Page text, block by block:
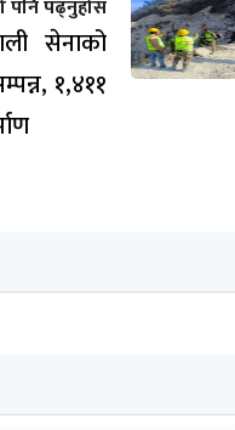
पनि पढ्नुहोस
सेनाको
१,४११